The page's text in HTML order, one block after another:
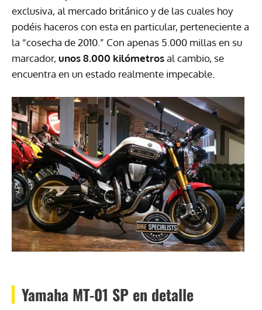
exclusiva, al mercado británico y de las cuales hoy
podéis haceros con esta en particular, perteneciente a
la “cosecha de 2010.” Con apenas 5.000 millas en su
marcador, unos 8.000 kilómetrosal cambio, se
encuentra en un estado realmente impecable.
Yamaha MT-01 SP en detalle